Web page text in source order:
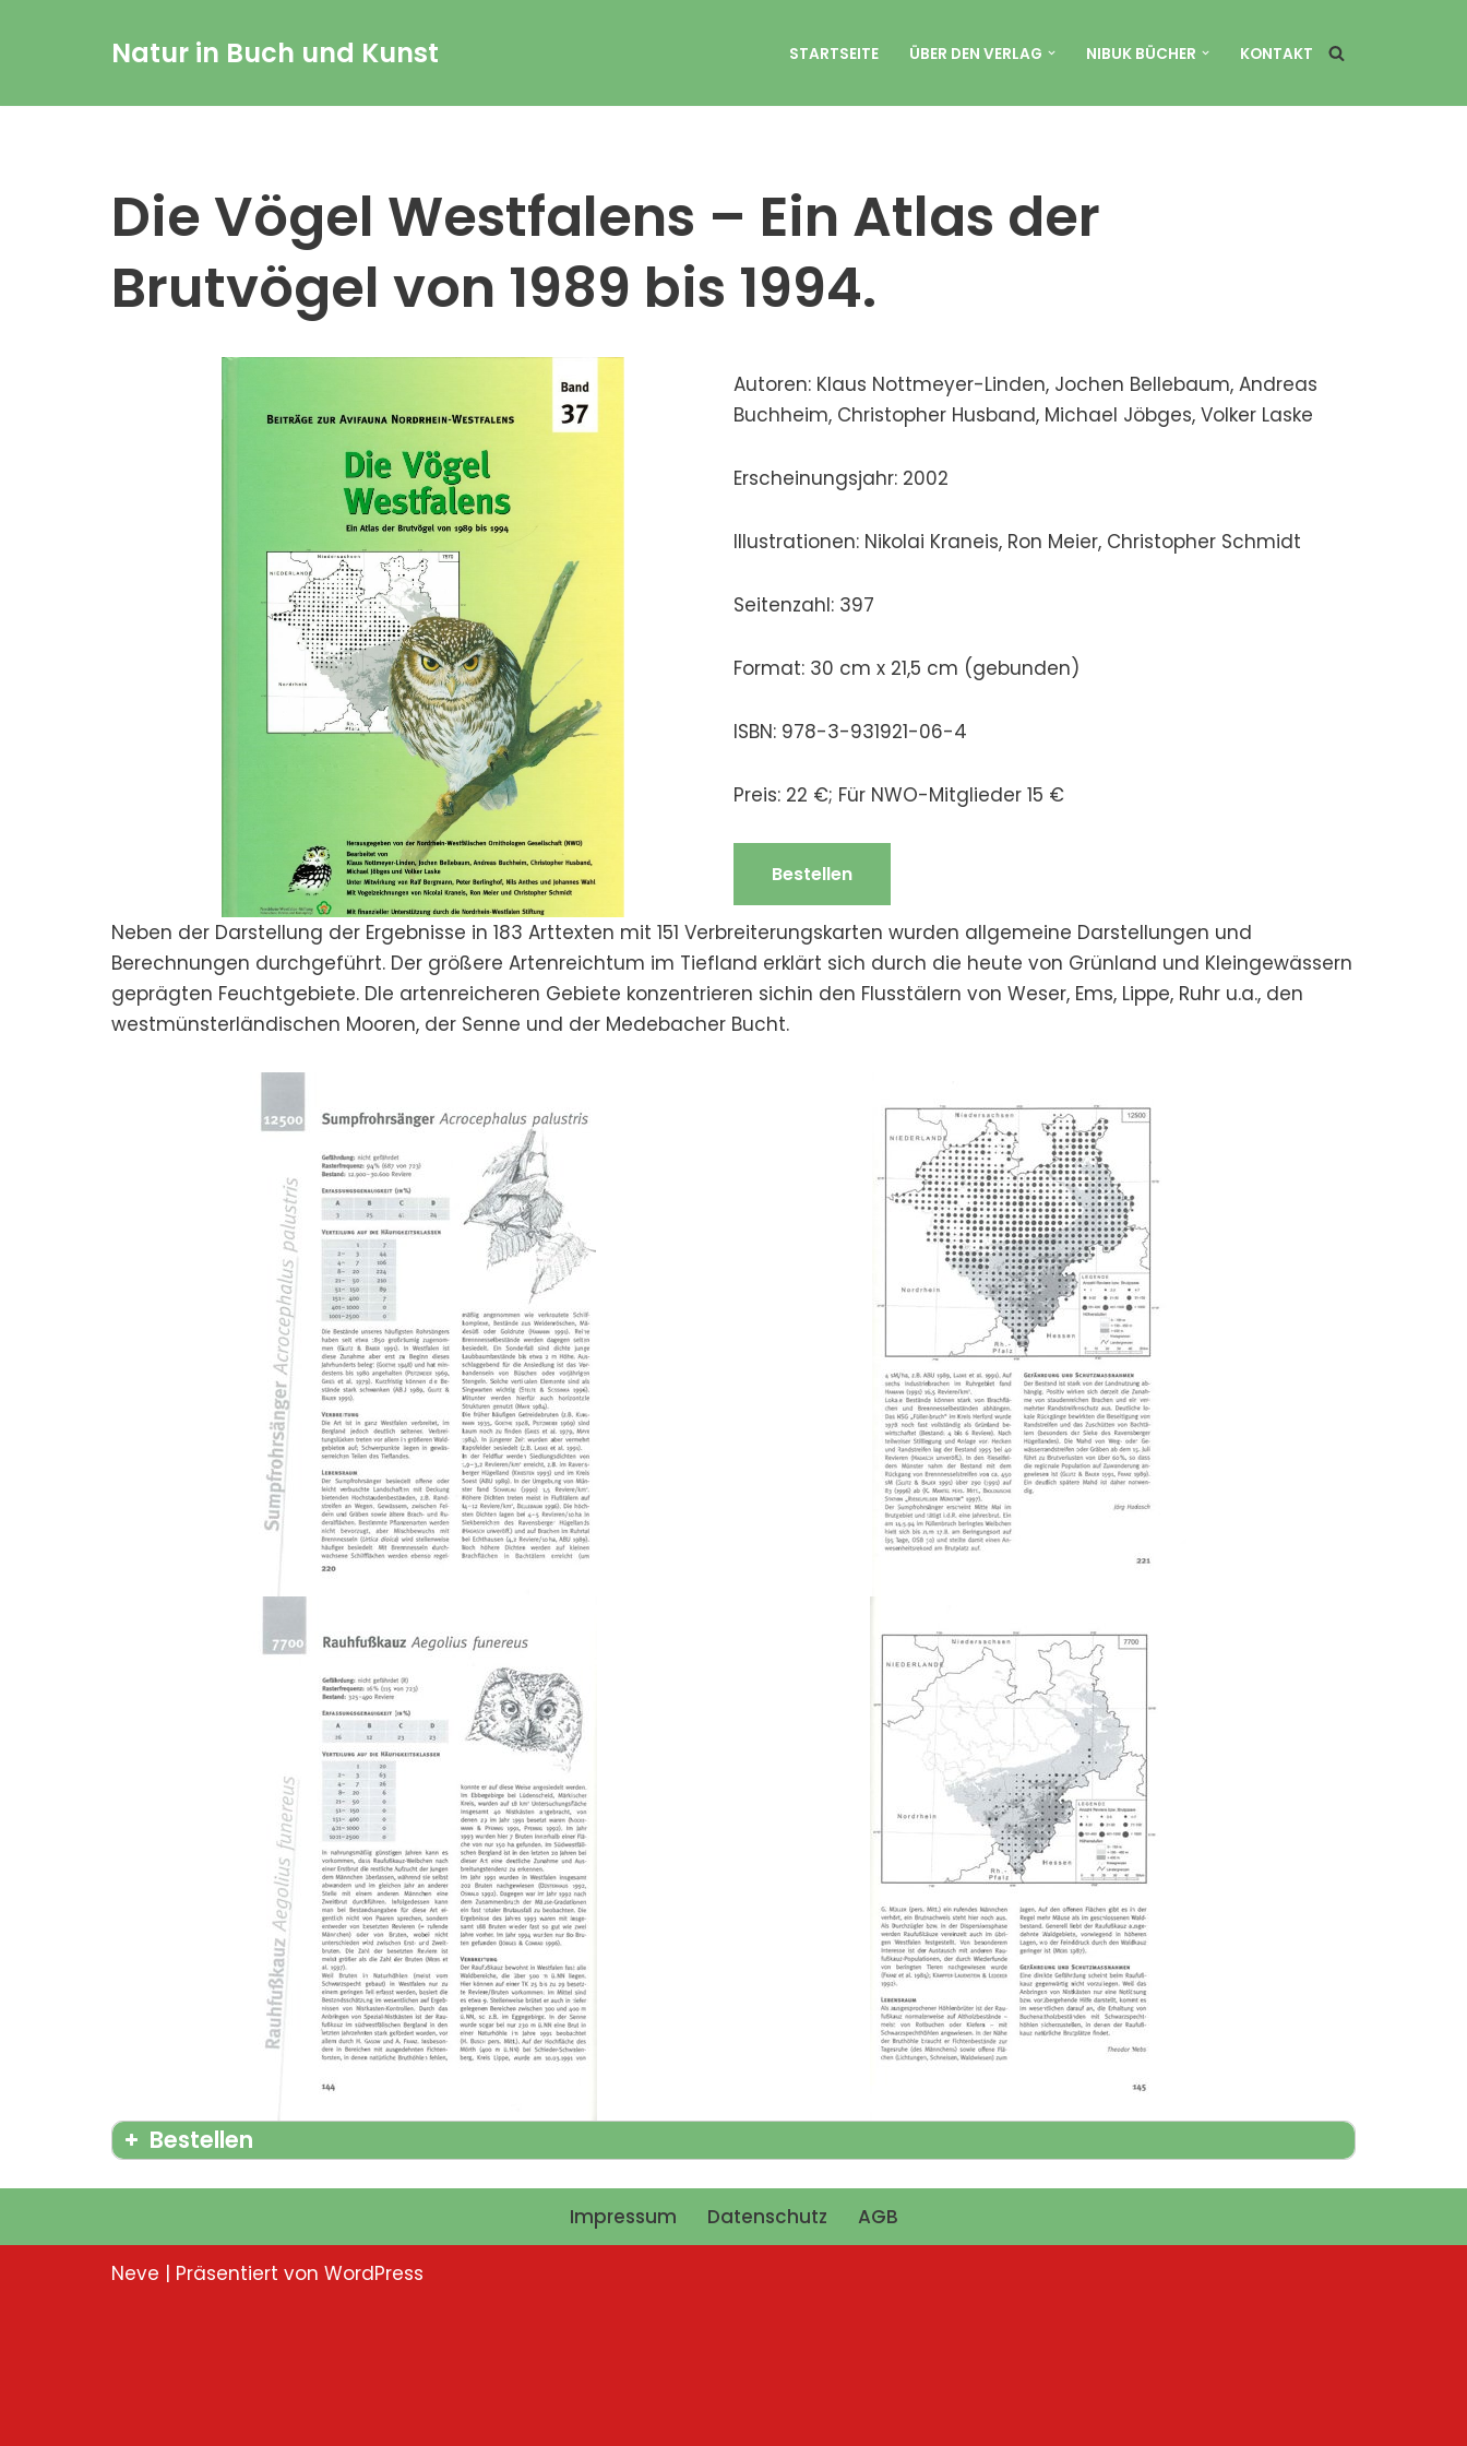
Natur in Buch und Kunst STARTSEITE ÜBER DEN VERLAG NIBUK BÜCHER KONTAKT
Die Vögel Westfalens – Ein Atlas der
Brutvögel von 1989 bis 1994.
Autoren: Klaus Nottmeyer-Linden, Jochen Bellebaum, Andreas
Buchheim, Christopher Husband, Michael Jöbges, Volker Laske
Erscheinungsjahr: 2002
Illustrationen: Nikolai Kraneis, Ron Meier, Christopher Schmidt
Seitenzahl: 397
Format: 30 cm x 21,5 cm (gebunden)
ISBN: 978-3-931921-06-4
Preis: 22 €; Für NWO-Mitglieder 15 €
Bestellen
Neben der Darstellung der Ergebnisse in 183 Arttexten mit 151 Verbreiterungskarten wurden allgemeine Darstellungen und
Berechnungen durchgeführt. Der größere Artenreichtum im Tiefland erklärt sich durch die heute von Grünland und Kleingewässern
geprägten Feuchtgebiete. DIe artenreicheren Gebiete konzentrieren sichin den Flusstälern von Weser, Ems, Lippe, Ruhr u.a., den
westmünsterländischen Mooren, der Senne und der Medebacher Bucht.
Bestellen
Impressum Datenschutz AGB
Neve | Präsentiert von WordPress